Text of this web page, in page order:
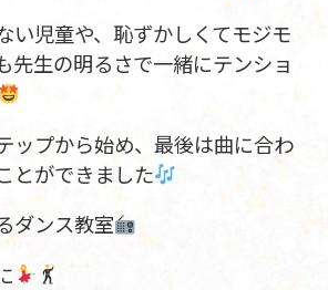
い児童や、恥ずかしくてモジモ
先生の明るさで一緒にテンショ
ップから始め、最後は曲に合わ
とができました
ダンス教室